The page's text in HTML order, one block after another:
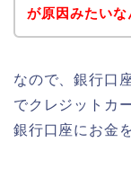
が原因みたいな
なので、銀行口
でクレジットカ
銀行口座にお金